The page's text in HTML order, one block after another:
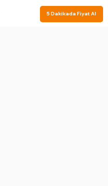
5 Dakikada Fiyat Al